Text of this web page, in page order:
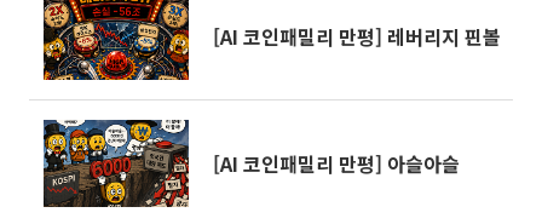
[AI 코인패밀리 만평] 레버리지 핀볼
[AI 코인패밀리 만평] 아슬아슬